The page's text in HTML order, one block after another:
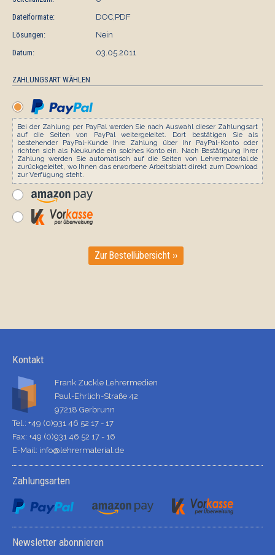
Dateiformate:
DOC,PDF
Lösungen:
Nein
Datum:
03.05.2011
ZAHLUNGSART WÄHLEN
Bei der Zahlung per PayPal werden Sie nach Auswahl dieser Zahlungsart
auf die Seiten von PayPal weitergeleitet. Dort bestätigen Sie als
bestehender PayPal-Kunde Ihre Zahlung über Ihr PayPal-Konto oder
richten sich als Neukunde ein solches Konto ein. Nach Bestätigung Ihrer
Zahlung werden Sie automatisch auf die Seiten von Lehrermaterial.de
zurückgeleitet, wo Ihnen das erworbene Arbeitsblatt direkt zum Download
zur Verfügung steht.
Zur Bestellübersicht ››
Kontakt
Frank Zuckle Lehrermedien
Paul-Ehrlich-Straße 42
97218 Gerbrunn
Tel.: +49 (0)931 46 52 17 - 17
Fax: +49 (0)931 46 52 17 - 16
E-Mail: info@lehrermaterial.de
Zahlungsarten
Newsletter abonnieren